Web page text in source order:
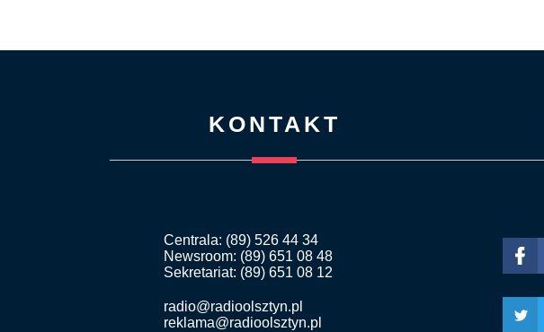
KONTAKT
Centrala: (89) 526 44 34
Newsroom: (89) 651 08 48
Sekretariat: (89) 651 08 12
radio@radioolsztyn.pl
reklama@radioolsztyn.pl